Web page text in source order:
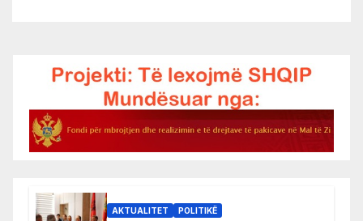
AKTUALITET POLITIKË